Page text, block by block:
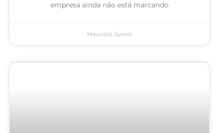
empresa ainda não está marcando
Mauricio Junior